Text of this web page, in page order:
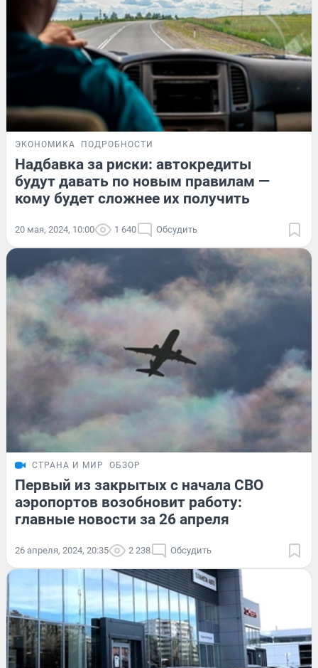
ЭКОНОМИКА ПОДРОБНОСТИ
Надбавка за риски: автокредиты
будут давать по новым правилам —
кому будет сложнее их получить
20 мая, 2024, 10:00 1 640 Обсудить
СТРАНА И МИР ОБЗОР
Первый из закрытых с начала СВО
аэропортов возобновит работу:
главные новости за 26 апреля
26 апреля, 2024, 20:35 2 238 Обсудить